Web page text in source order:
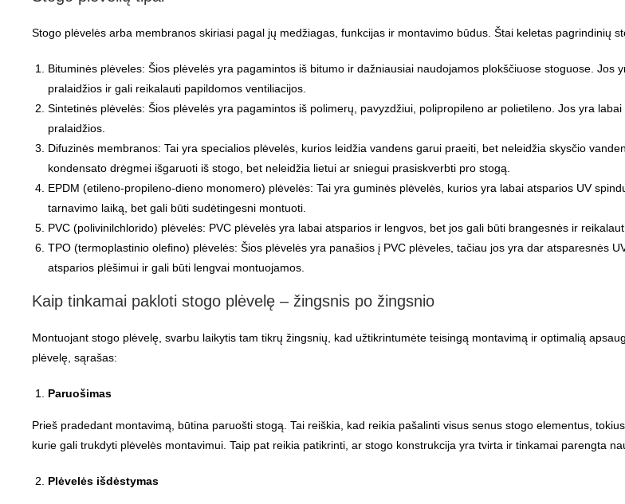
Stogo plėvelės arba membranos skiriasi pagal jų medžiagas, funkcijas ir montavimo būdus. Štai keletas pagrindinių
Bituminės plėveles: Šios plėvelės yra pagamintos iš bitumo ir dažniausiai naudojamos plokščiuose stoguose. Jos
pralaidžios ir gali reikalauti papildomos ventiliacijos.
Sintetinės plėvelės: Šios plėvelės yra pagamintos iš polimerų, pavyzdžiui, polipropileno ar polietileno. Jos yra
pralaidžios.
Difuzinės membranos: Tai yra specialios plėvelės, kurios leidžia vandens garui praeiti, bet neleidžia skysčio
kondensato drėgmei išgaruoti iš stogo, bet neleidžia lietui ar sniegui prasiskverbti pro stogą.
EPDM (etileno-propileno-dieno monomero) plėvelės: Tai yra guminės plėvelės, kurios yra labai atsparios UV
tarnavimo laiką, bet gali būti sudėtingesni montuoti.
PVC (polivinilchlorido) plėvelės: PVC plėvelės yra labai atsparios ir lengvos, bet jos gali būti brangesnės ir
TPO (termoplastinio olefino) plėvelės: Šios plėvelės yra panašios į PVC plėveles, tačiau jos yra dar atsparesnės
atsparios plėšimui ir gali būti lengvai montuojamos.
Kaip tinkamai pakloti stogo plėvelę – žingsnis po žingsnio
Montuojant stogo plėvelę, svarbu laikytis tam tikrų žingsnių, kad užtikrintumėte teisingą montavimą ir optimalią
plėvelę, sąrašas:
Paruošimas
Prieš pradedant montavimą, būtina paruošti stogą. Tai reiškia, kad reikia pašalinti visus senus stogo elementus,
kurie gali trukdyti plėvelės montavimui. Taip pat reikia patikrinti, ar stogo konstrukcija yra tvirta ir tinkamai parengta
Plėvelės išdėstymas